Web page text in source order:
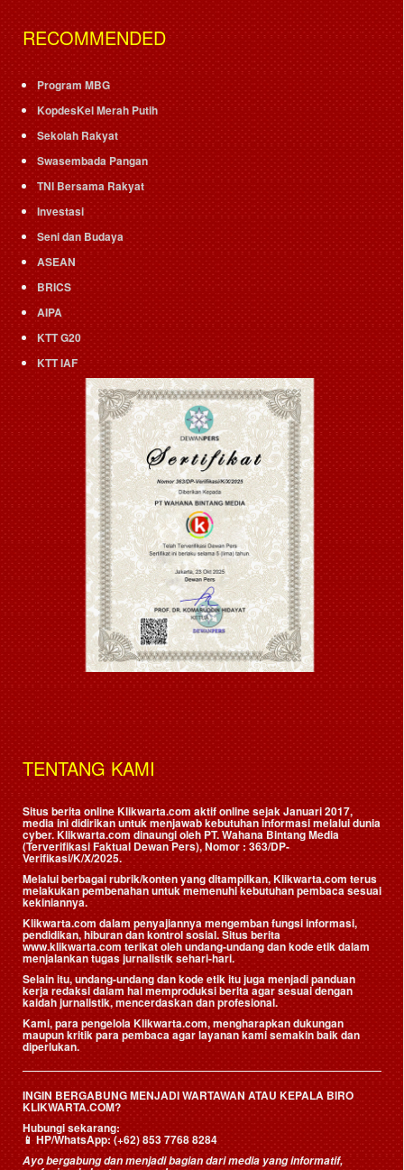
RECOMMENDED
Program MBG
KopdesKel Merah Putih
Sekolah Rakyat
Swasembada Pangan
TNI Bersama Rakyat
Investasi
Seni dan Budaya
ASEAN
BRICS
AIPA
KTT G20
KTT IAF
TENTANG KAMI
Situs berita online Klikwarta.com aktif online sejak Januari 2017,
media ini didirikan untuk menjawab kebutuhan informasi melalui dunia
cyber. Klikwarta.com dinaungi oleh PT. Wahana Bintang Media
(Terverifikasi Faktual Dewan Pers), Nomor : 363/DP-
Verifikasi/K/X/2025.
Melalui berbagai rubrik/konten yang ditampilkan, Klikwarta.com terus
melakukan pembenahan untuk memenuhi kebutuhan pembaca sesuai
kekiniannya.
Klikwarta.com dalam penyajiannya mengemban fungsi informasi,
pendidikan, hiburan dan kontrol sosial. Situs berita
www.klikwarta.com terikat oleh undang-undang dan kode etik dalam
menjalankan tugas jurnalistik sehari-hari.
Selain itu, undang-undang dan kode etik itu juga menjadi panduan
kerja redaksi dalam hal memproduksi berita agar sesuai dengan
kaidah jurnalistik, mencerdaskan dan profesional.
Kami, para pengelola Klikwarta.com, mengharapkan dukungan
maupun kritik para pembaca agar layanan kami semakin baik dan
diperlukan.
INGIN BERGABUNG MENJADI WARTAWAN ATAU KEPALA BIRO
KLIKWARTA.COM?
Hubungi sekarang:
📱HP/WhatsApp:(+62) 853 7768 8284
Ayo bergabung dan menjadi bagian dari media yang informatif,